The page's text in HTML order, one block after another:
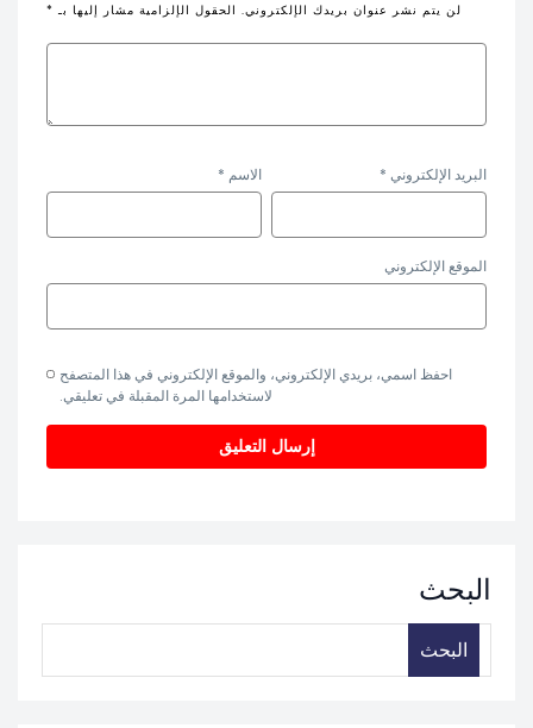
لن يتم نشر عنوان بريدك الإلكتروني. الحقول الإلزامية مشار إليها بـ *
الاسم * البريد الإلكتروني *
الموقع الإلكتروني
احفظ اسمي، بريدي الإلكتروني، والموقع الإلكتروني في هذا المتصفح
لاستخدامها المرة المقبلة في تعليقي.
البحث
البحث